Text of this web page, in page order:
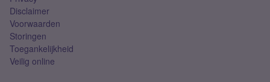
Disclaimer
Voorwaarden
Storingen
Toegankelijkheid
Veilig online